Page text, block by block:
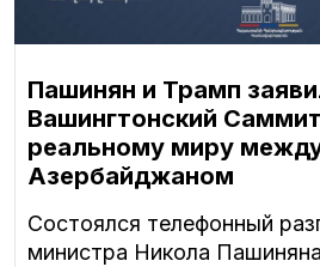
Пашинян и Трамп
Вашингтонский
реальному миру
Азербайджаном
Состоялся телефонный
министра Никола